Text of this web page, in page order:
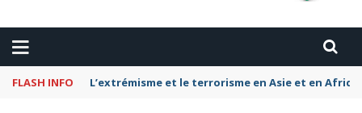
FLASH INFO L’extrémisme et le terrorisme en Asie et en